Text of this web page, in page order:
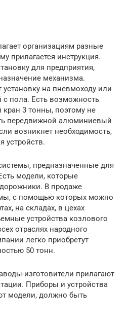
организациям разные
прилагается инструкция.
для предприятия,
механизма.
установку на пневмоходу или
пола. Есть возможность
3 тонны, поэтому не
передвижной алюминиевый
возникнет необходимость,
устройств.
предназначенные для
модели, которые
В продаже
с помощью которых можно
на складах, в цехах
устройства козлового
отраслях народного
легко приобретут
50 тонн.
изготовители прилагают
Приборы и устройства
модели, должно быть